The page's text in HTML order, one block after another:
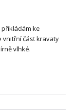
ke
vnitřní část kravaty
vlhké.